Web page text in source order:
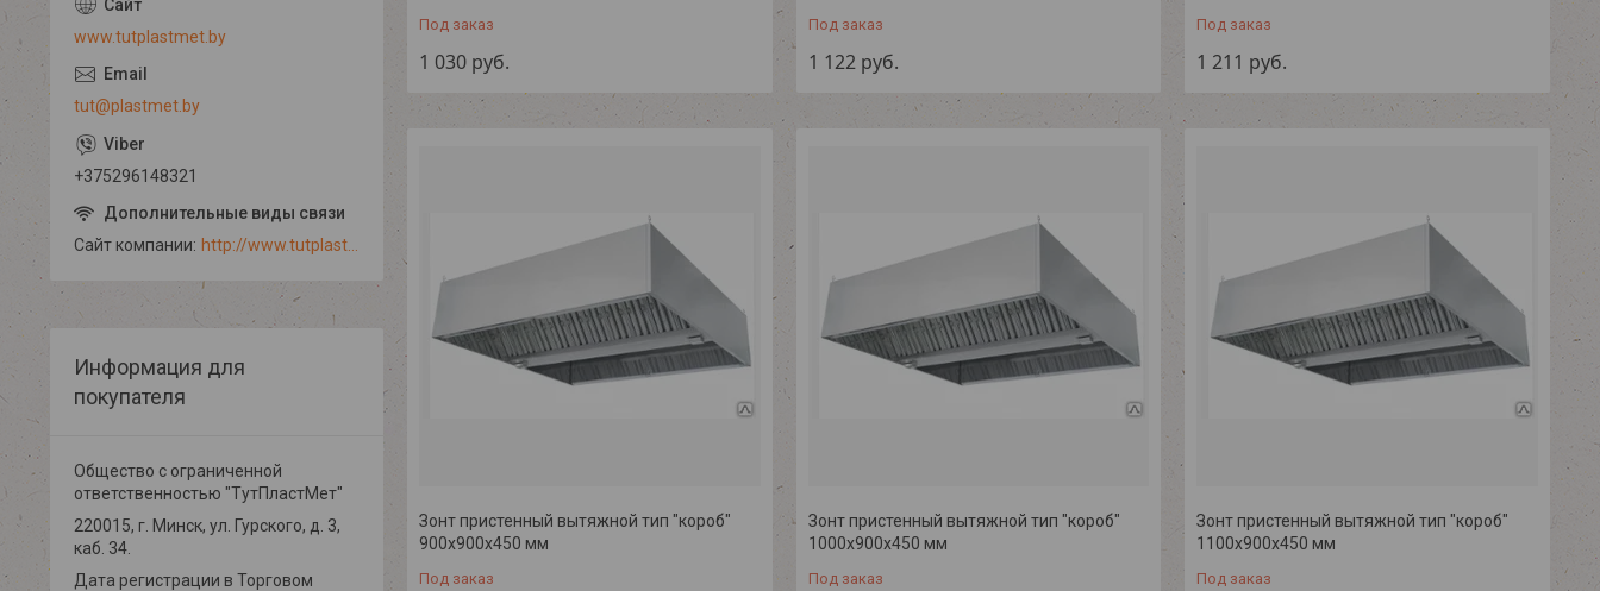
Под заказ
1 030 руб.
Под заказ
1 122 руб.
Под заказ
1 211 руб.
Зонт пристенный вытяжной тип "короб"
900х900х450 мм
Под заказ
Зонт пристенный вытяжной тип "короб"
1000х900х450 мм
Под заказ
Зонт пристенный вытяжной тип "короб"
1100х900х450 мм
Под заказ
www.tutplastmet.by
tut@plastmet.by
+375296148321
Сайт компании
Информация для
покупателя
Общество с ограниченной
ответственностью "ТутПластМет"
220015, г. Минск, ул. Гурского, д. 3,
каб. 34.
Дата регистрации в Торговом